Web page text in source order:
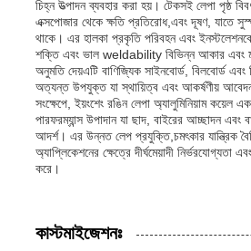
চিহ্ন উত্পাদন ব্যবহার করা হয়। টেকসই লেপা পৃষ্ঠ
এক্সপোজার থেকে ক্ষতি প্রতিরোধ,এবং দূষণ, যাতে
থাকে। এর হালকা প্রকৃতি পরিবহন এবং
শক্তি এবং ভাল weldability বিভিন্ন আকার এবং
অনুমতি দেয়এটি বাণিজ্যিক সাইনবোর্ড, বিলবোর্ড এবং
অত্যন্ত উপযুক্ত যা স্থায়িত্ব এবং আকর্ষণীয়
সংক্ষেপে, ইয়ংশেং রঙিন লেপা অ্যালুমিনিয়াম কয়েল
পারফরম্যান্স উপাদান যা ছাদ, বাইরের আচ্ছাদন এবং
আদর্শ। এর উন্নত লেপ প্রযুক্তি,চমৎকার যান্ত্রিক
অ্যাপ্লিকেশনের ক্ষেত্রে দীর্ঘমেয়াদী নির্ভরযোগ্যতা
করে।
কাস্টমাইজেশনঃ